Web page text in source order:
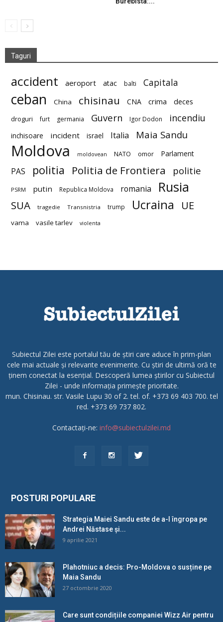
Taguri
accident aeroport atac balti Capitala
ceban China chisinau CNA crima deces
droguri furt germania Guvern Igor Dodon incendiu
inchisoare incident israel Italia Maia Sandu
Moldova moldovean NATO omor Parlament
PAS politia Politia de Frontiera politie
PSRM putin Republica Moldova romania Rusia
SUA tragedie Transnistria trump Ucraina UE
vama vasile tarlev violenta
Subiectul Zilei este portalul tău de știri care aduce în prim-plan
cele mai actuale și relevante evenimente. Cu știri de ultimă oră te
ținem conectat la esențial. Descoperă lumea știrilor cu Subiectul
Zilei - unde informația primește prioritate.
mun. Chisinau. str. Vasile Lupu 30 of 2. tel. of. +373 69 403 700. tel
red. +373 69 737 802.
Contactați-ne: info@subiectulzilei.md
POSTURI POPULARE
Strategia Maiei Sandu este de a-l îngropa pe
Andrei Năstase și...
9 aprilie 2021
Plahotniuc a decis: Pro-Moldova o susține pe
Maia Sandu
27 octombrie 2020
Care sunt condițiile companiei Wizz Air pentru